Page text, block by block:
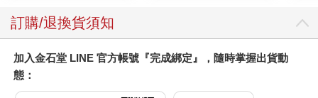
任。他遇得戰亂只念了中學，但資質尚佳，從軍後卻仍願意自學
英文，可以讀通美軍厚厚的原文飛機修理手冊，還教得上兒子幾
的是日復一日的柴米油鹽，他只能以匠人魂來燃燒。
曾經在一次可能是海源考試挫敗的晚間，瞿順卿來到兒子們的寢
間，和二兒子獨坐沉默片刻後，告訴海源他聽聞過法國一位皮匠
訂購/退換貨須知
加入金石堂 LINE 官方帳號『完成綁定』，隨時掌握出貨動
態：